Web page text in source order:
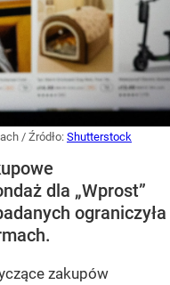
/ Źródło: Shutterstock
dla „Wprost”
ograniczyła
zakupów